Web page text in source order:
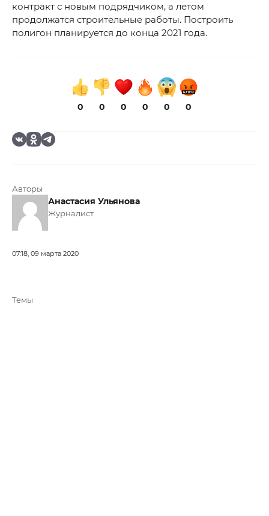
контракт с новым подрядчиком, а летом
продолжатся строительные работы. Построить
полигон планируется до конца 2021 года.
0 0 0 0 0 0
Авторы
Анастасия Ульянова
Журналист
07:18, 09 марта 2020
Темы